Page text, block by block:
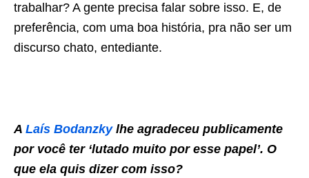
trabalhar? A gente precisa falar sobre isso. E, de
preferência, com uma boa história, pra não ser um
discurso chato, entediante.
A Laís Bodanzkylhe agradeceu publicamente
por você ter ‘lutado muito por esse papel’. O
que ela quis dizer com isso?